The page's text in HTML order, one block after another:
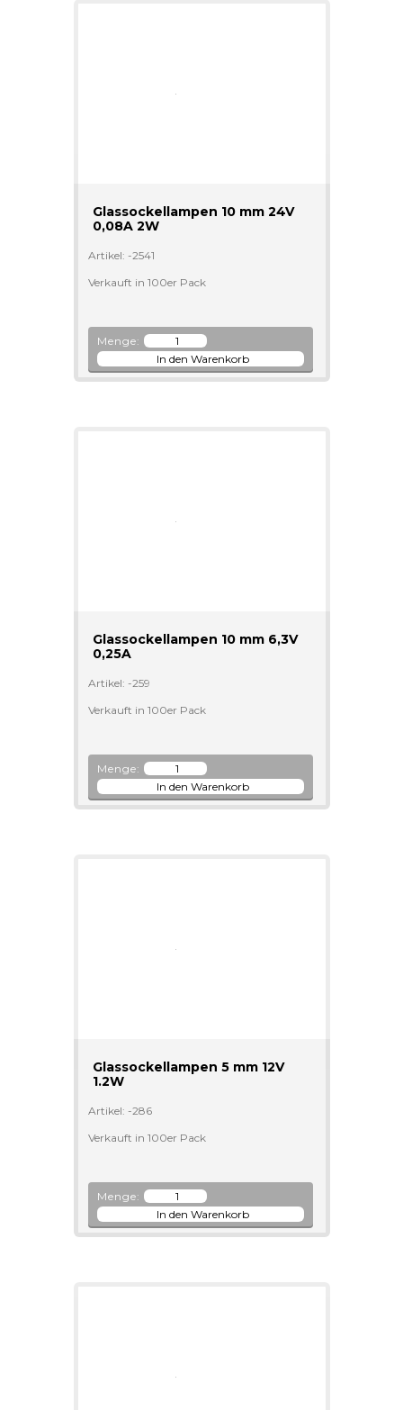
Glassockellampen 10 mm 24V
0,08A 2W
Artikel: -2541
Verkauft in 100er Pack
Menge:
Glassockellampen 10 mm 6,3V
0,25A
Artikel: -259
Verkauft in 100er Pack
Menge:
Glassockellampen 5 mm 12V
1.2W
Artikel: -286
Verkauft in 100er Pack
Menge: